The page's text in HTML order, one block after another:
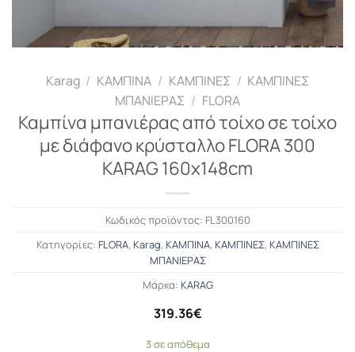
Karag / ΚΑΜΠΙΝΑ / ΚΑΜΠΙΝΕΣ / ΚΑΜΠΙΝΕΣ
ΜΠΑΝΙΕΡΑΣ / FLORA
Καμπίνα μπανιέρας από τοίχο σε τοίχο
με διάφανο κρύσταλλο FLORA 300
KARAG 160x148cm
Κωδικός προϊόντος: FL300160
Κατηγορίες: FLORA, Karag, ΚΑΜΠΙΝΑ, ΚΑΜΠΙΝΕΣ, ΚΑΜΠΙΝΕΣ
ΜΠΑΝΙΕΡΑΣ
Μάρκα: KARAG
319.36€
3 σε απόθεμα